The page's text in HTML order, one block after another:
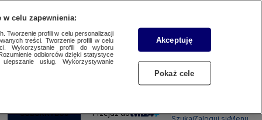
SUBSKRYBUJ Przejdź do
SzukajZaloguj sięMenu
w celu zapewnienia:
Tworzenie profili w celu personalizacji
treści. Tworzenie profili w celu
Wykorzystanie profili do wyboru
odbiorców dzięki statystyce
usług. Wykorzystywanie
Akceptuję
Pokaż cele